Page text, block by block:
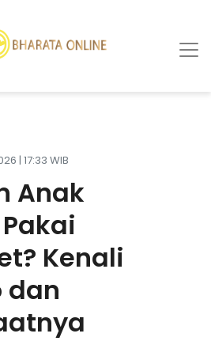
| 17:33 WIB
Anak
Kenali
dan